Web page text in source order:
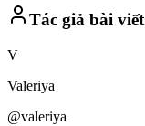
Tác giả bài viết
V
Valeriya
@valeriya